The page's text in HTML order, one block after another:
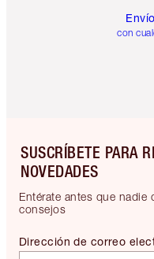
con
SUSCRÍBETE PARA
NOVEDADES
Entérate antes que
consejos
Dirección de correo